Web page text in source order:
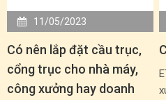
11/05/2023
Có nên lắp đặt cầu trục,
cổng trục cho nhà máy,
công xưởng hay doanh